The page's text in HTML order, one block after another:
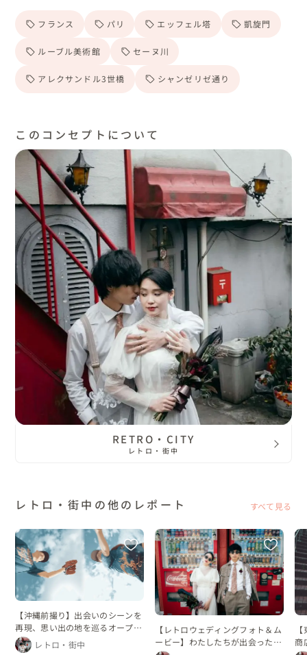
フランス パリ エッフェル塔 凱旋門
ルーブル美術館 セーヌ川
アレクサンドル3世橋 シャンゼリゼ通り
このコンセプトについて
RETRO・CITY
レトロ・街中
レトロ・街中の他のレポート すべて見る
【沖縄前撮り】出会いのシーンを
再現、思い出の地を巡るオープニ
ングムービー
レトロ・街中
【レトロウェディングフォト＆ム
ービー】わたしたちが出会った街
商